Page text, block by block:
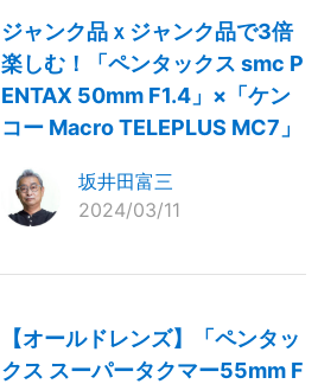
ジャンク品ｘジャンク品で3倍
楽しむ！「ペンタックス smc P
ENTAX 50mm F1.4」×「ケン
コー Macro TELEPLUS MC7」
坂井田富三
2024/03/11
【オールドレンズ】「ペンタッ
クス スーパータクマー55mm F